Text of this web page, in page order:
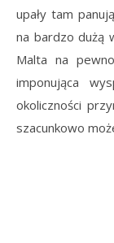
upały tam
na bardzo dużą
Malta na
imponująca
okoliczności
szacunkowo